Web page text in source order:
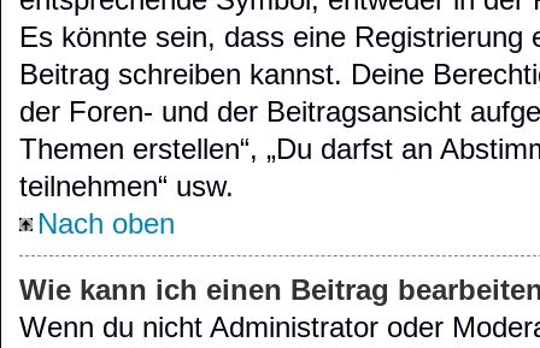
Es könnte sein, dass eine Registrierung
Beitrag schreiben kannst. Deine
der Foren- und der Beitragsansicht
Themen erstellen“, „Du darfst an
teilnehmen“ usw.
Nach oben
Wie kann ich einen Beitrag
Wenn du nicht Administrator oder